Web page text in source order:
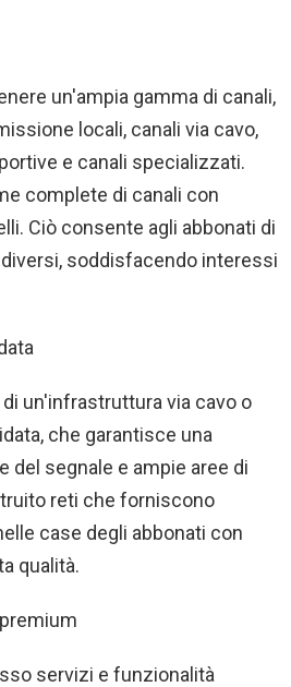
un'ampia gamma di canali,
locali, canali via cavo,
e canali specializzati.
complete di canali con
Ciò consente agli abbonati di
soddisfacendo interessi
un'infrastruttura via cavo o
che garantisce una
del segnale e ampie aree di
reti che forniscono
case degli abbonati con
qualità.
servizi e funzionalità